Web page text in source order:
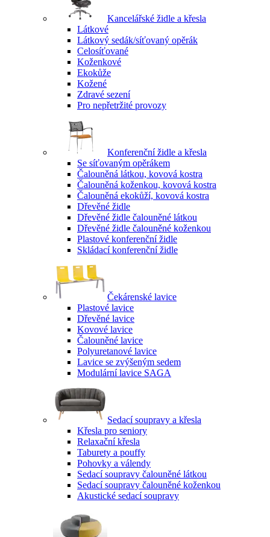
Kancelářské židle a křesla
Látkové
Látkový sedák/síťovaný opěrák
Celosíťované
Koženkové
Ekokůže
Kožené
Zdravé sezení
Pro nepřetržité provozy
Konferenční židle a křesla
Se síťovaným opěrákem
Čalouněná látkou, kovová kostra
Čalouněná koženkou, kovová kostra
Čalouněná ekokůží, kovová kostra
Dřevěné židle
Dřevěné židle čalouněné látkou
Dřevěné židle čalouněné koženkou
Plastové konferenční židle
Skládací konferenční židle
Čekárenské lavice
Plastové lavice
Dřevěné lavice
Kovové lavice
Čalouněné lavice
Polyuretanové lavice
Lavice se zvýšeným sedem
Modulární lavice SAGA
Sedací soupravy a křesla
Křesla pro seniory
Relaxační křesla
Taburety a pouffy
Pohovky a válendy
Sedací soupravy čalouněné látkou
Sedací soupravy čalouněné koženkou
Akustické sedací soupravy